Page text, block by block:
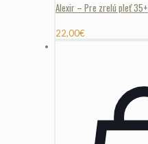
Alexir – Pre zrelú pleť 35+
22,00€